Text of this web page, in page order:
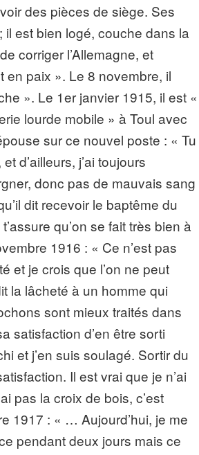
des pièces de siège. Ses
est bien logé, couche dans la
corriger l’Allemagne, et
paix ». Le 8 novembre, il
». Le 1er janvier 1915, il est «
lourde mobile » à Toul avec
sur ce nouvel poste : « Tu
d’ailleurs, j’ai toujours
donc pas de mauvais sang
dit recevoir le baptême du
qu’on se fait très bien à
1916 : « Ce n’est pas
et je crois que l’on ne peut
la lâcheté à un homme qui
sont mieux traités dans
satisfaction d’en être sorti
et j’en suis soulagé. Sortir du
Il est vrai que je n’ai
pas la croix de bois, c’est
1917 : « … Aujourd’hui, je me
pendant deux jours mais ce